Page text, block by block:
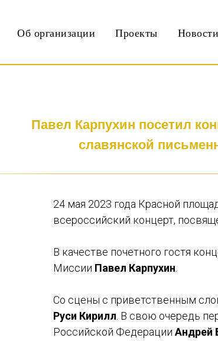
Об организации Проекты Новости
Павел Карпухин посетил
славянской
24 мая 2023 года Красной
всероссийский концерт,
В качестве почетного гостя
Миссии Павел Карпухин
Со сцены с приветственным
Руси Кирилл . В свою очередь
Российской Федерации Андрей